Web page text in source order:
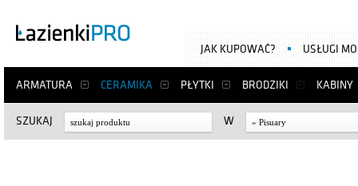
ARMATURA CERAMIKA PŁYTKI BRODZIKI KABINY
JAK KUPOWAĆ? USŁUGI
SZUKAJ W » Pisuary